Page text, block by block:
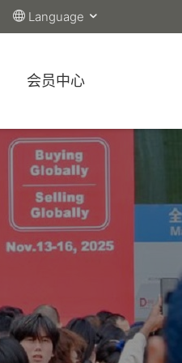
Language
会员中心